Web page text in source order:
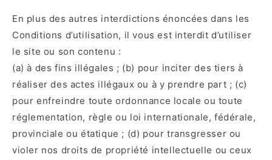
En plus des autres interdictions énoncées dans les
Conditions d’utilisation, il vous est interdit d’utiliser
le site ou son contenu :
(a) à des fins illégales ; (b) pour inciter des tiers à
réaliser des actes illégaux ou à y prendre part ; (c)
pour enfreindre toute ordonnance locale ou toute
réglementation, règle ou loi internationale, fédérale,
provinciale ou étatique ; (d) pour transgresser ou
violer nos droits de propriété intellectuelle ou ceux